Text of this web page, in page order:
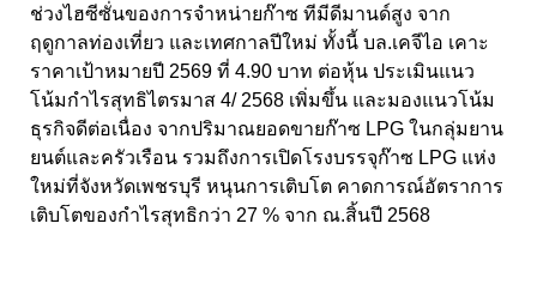
ช่วงไฮซีซั่นของการจำหน่ายก๊าซ ทีมีดีมานด์สูง จาก
ฤดูกาลท่องเที่ยว และเทศกาลปีใหม่ ทั้งนี้ บล.เคจีไอ เคาะ
ราคาเป้าหมายปี 2569 ที่ 4.90 บาท ต่อหุ้น ประเมินแนว
โน้มกำไรสุทธิไตรมาส 4/ 2568 เพิ่มขึ้น และมองแนวโน้ม
ธุรกิจดีต่อเนื่อง จากปริมาณยอดขายก๊าซ LPG ในกลุ่มยาน
ยนต์และครัวเรือน รวมถึงการเปิดโรงบรรจุก๊าซ LPG แห่ง
ใหม่ที่จังหวัดเพชรบุรี หนุนการเติบโต คาดการณ์อัตราการ
เติบโตของกำไรสุทธิกว่า 27 % จาก ณ.สิ้นปี 2568